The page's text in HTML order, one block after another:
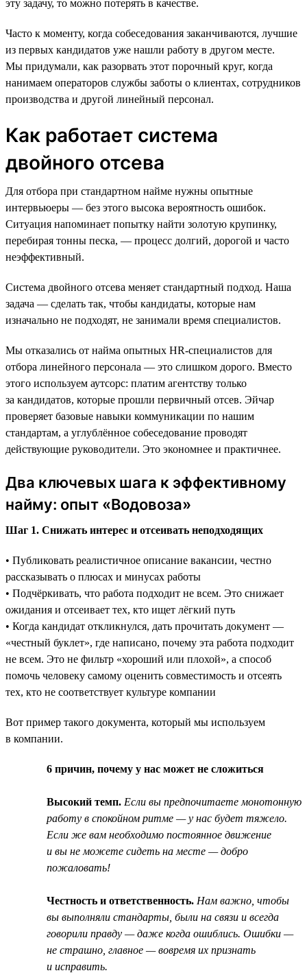
эту задачу, то можно потерять в качестве.
Часто к моменту, когда собеседования заканчиваются, лучшие
из первых кандидатов уже нашли работу в другом месте.
Мы придумали, как разорвать этот порочный круг, когда
нанимаем операторов службы заботы о клиентах, сотрудников
производства и другой линейный персонал.
Как работает система
двойного отсева
Для отбора при стандартном найме нужны опытные
интервьюеры — без этого высока вероятность ошибок.
Ситуация напоминает попытку найти золотую крупинку,
перебирая тонны песка, — процесс долгий, дорогой и часто
неэффективный.
Система двойного отсева меняет стандартный подход. Наша
задача — сделать так, чтобы кандидаты, которые нам
изначально не подходят, не занимали время специалистов.
Мы отказались от найма опытных HR-специалистов для
отбора линейного персонала — это слишком дорого. Вместо
этого используем аутсорс: платим агентству только
за кандидатов, которые прошли первичный отсев. Эйчар
проверяет базовые навыки коммуникации по нашим
стандартам, а углублённое собеседование проводят
действующие руководители. Это экономнее и практичнее.
Два ключевых шага к эффективному
найму: опыт «Водовоза»
Шаг 1. Снижать интерес и отсеивать неподходящих
• Публиковать реалистичное описание вакансии, честно
рассказывать о плюсах и минусах работы
• Подчёркивать, что работа подходит не всем. Это снижает
ожидания и отсеивает тех, кто ищет лёгкий путь
• Когда кандидат откликнулся, дать прочитать документ —
«честный буклет», где написано, почему эта работа подходит
не всем. Это не фильтр «хороший или плохой», а способ
помочь человеку самому оценить совместимость и отсеять
тех, кто не соответствует культуре компании
Вот пример такого документа, который мы используем
в компании.
6 причин, почему у нас может не сложиться
Высокий темп. Если вы предпочитаете монотонную
работу в спокойном ритме — у нас будет тяжело.
Если же вам необходимо постоянное движение
и вы не можете сидеть на месте — добро
пожаловать!
Честность и ответственность. Нам важно, чтобы
вы выполняли стандарты, были на связи и всегда
говорили правду — даже когда ошиблись. Ошибки —
не страшно, главное — вовремя их признать
и исправить.